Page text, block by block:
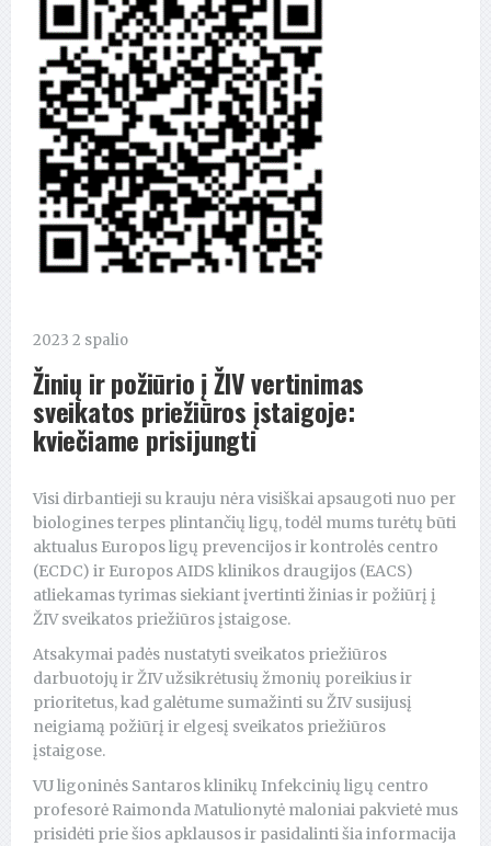
2023 2 spalio
Žinių ir požiūrio į ŽIV vertinimas
sveikatos priežiūros įstaigoje:
kviečiame prisijungti
Visi dirbantieji su krauju nėra visiškai apsaugoti nuo per
biologines terpes plintančių ligų, todėl mums turėtų būti
aktualus Europos ligų prevencijos ir kontrolės centro
(ECDC) ir Europos AIDS klinikos draugijos (EACS)
atliekamas tyrimas siekiant įvertinti žinias ir požiūrį į
ŽIV sveikatos priežiūros įstaigose.
Atsakymai padės nustatyti sveikatos priežiūros
darbuotojų ir ŽIV užsikrėtusių žmonių poreikius ir
prioritetus, kad galėtume sumažinti su ŽIV susijusį
neigiamą požiūrį ir elgesį sveikatos priežiūros
įstaigose.
VU ligoninės Santaros klinikų Infekcinių ligų centro
profesorė Raimonda Matulionytė maloniai pakvietė mus
prisidėti prie šios apklausos ir pasidalinti šia informacija